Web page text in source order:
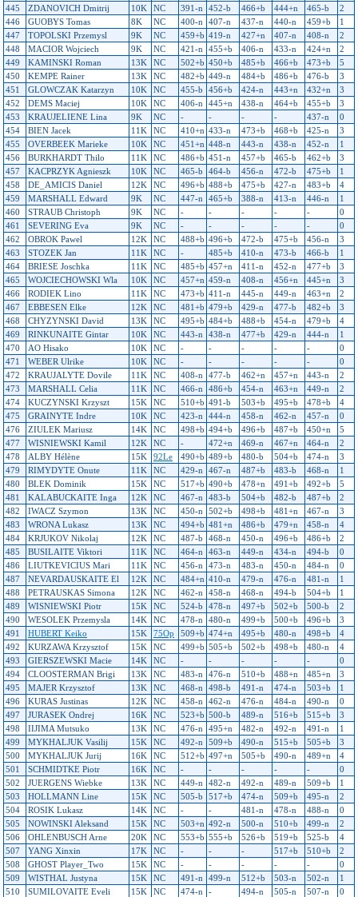
445
ZDANOVICH Dmitrij 10K NC 391-n 452-b 466+b 444+n 465-b
2
446
GUOBYS Tomas 8K NC 400-n 407-n 437-n 440-n 459+b
1
447
TOPOLSKI Przemysl 9K NC 459+b 419-n 427+n 407-n 408-n
2
448
MACIOR Wojciech 9K NC 421-n 455+b 406-n 433-n 424+n
2
449
KAMINSKI Roman 13K NC 502+b 450+b 485+b 466+b 473+b
5
450
KEMPE Rainer 13K NC 482+b 449-n 484+b 486+b 476-b
3
451
GLOWCZAK Katarzyn 10K NC 455-b 456+b 424-n 443+n 432+n
3
452
DEMS Maciej 10K NC 406-n 445+n 438-n 464+b 455+b
3
453
KRAUJELIENE Lina 9K NC - - - - 437-n
0
454
BIEN Jacek 11K NC 410+n 433-n 473+b 468+b 425-n
3
455
OVERBEEK Marieke 10K NC 451+n 448-n 443-n 438-n 452-n
1
456
BURKHARDT Thilo 11K NC 486+b 451-n 457+b 465-b 462+b
3
457
KACPRZYK Agnieszk 10K NC 465-b 464-b 456-n 472-b 475+b
1
458
DE_AMICIS Daniel 12K NC 496+b 488+b 475+b 427-n 483+b
4
459
MARSHALL Edward 9K NC 447-n 465+b 388-n 413-n 446-n
1
460
STRAUB Christoph 9K NC - - - - -
0
461
SEVERING Eva 9K NC - - - - -
0
462
OBROK Pawel 12K NC 488+b 496+b 472-b 475+b 456-n
3
463
STOZEK Jan 11K NC - 485+b 410-n 473-b 466-b
1
464
BRIESE Joschka 11K NC 485+b 457+n 411-n 452-n 477+b
3
465
WOJCIECHOWSKI Wla 10K NC 457+n 459-n 408-n 456+n 445+n
3
466
RODIEK Lino 11K NC 473+b 411-n 445-n 449-n 463+n
2
467
EBBESEN Elke 12K NC 481+b 479+b 429-n 477-b 482+b
3
468
CHYZYNSKI David 13K NC 495+b 484+b 488+b 454-n 479+b
4
469
RINKUNAITE Gintar 10K NC 443-n 438-n 477+b 429-n 444-n
1
470
AO Hisako 10K NC - - - - -
0
471
WEBER Ulrike 10K NC - - - - -
0
472
KRAUJALYTE Dovile 11K NC 408-n 477-b 462+n 457+n 443-n
2
473
MARSHALL Celia 11K NC 466-n 486+b 454-n 463+n 449-n
2
474
KUCZYNSKI Krzyszt 15K NC 510+b 491-b 503+b 495+b 478+b
4
475
GRAINYTE Indre 10K NC 423-n 444-n 458-n 462-n 457-n
0
476
ZIULEK Mariusz 14K NC 498+b 494+b 496+b 487+b 450+n
5
477
WISNIEWSKI Kamil 12K NC - 472+n 469-n 467+n 464-n
2
478
ALBY Hélène 15K 92Le 490+b 489+b 480-b 504+b 474-n
3
479
RIMYDYTE Onute 11K NC 429-n 467-n 487+b 483-b 468-n
1
480
BLEK Dominik 15K NC 517+b 490+b 478+n 491+b 492+b
5
481
KALABUCKAITE Inga 12K NC 467-n 483-b 504+b 482-b 487+b
2
482
IWACZ Szymon 13K NC 450-n 502+b 498+b 481+n 467-n
3
483
WRONA Lukasz 13K NC 494+b 481+n 486+b 479+n 458-n
4
484
KRJUKOV Nikolaj 12K NC 487-b 468-n 450-n 496+b 486+b
2
485
BUSILAITE Viktori 11K NC 464-n 463-n 449-n 434-n 494-b
0
486
LIUTKEVICIUS Mari 11K NC 456-n 473-n 483-n 450-n 484-n
0
487
NEVARDAUSKAITE El 12K NC 484+n 410-n 479-n 476-n 481-n
1
488
PETRAUSKAS Simona 12K NC 462-n 458-n 468-n 494-b 504+b
1
489
WISNIEWSKI Piotr 15K NC 524-b 478-n 497+b 502+b 500-b
2
490
WESOLEK Przemysla 14K NC 478-n 480-n 499+b 500+b 496+b
3
491
HUBERT Keiko 15K 75Op 509+b 474+n 495+b 480-n 498+b
4
492
KURZAWA Krzysztof 15K NC 499+b 505+b 502+b 498+b 480-n
4
493
GIERSZEWSKI Macie 14K NC - - - - -
0
494
CLOOSTERMAN Brigi 13K NC 483-n 476-n 510+b 488+n 485+n
3
495
MAJER Krzysztof 13K NC 468-n 498-b 491-n 474-n 503+b
1
496
KURAS Justinas 12K NC 458-n 462-n 476-n 484-n 490-n
0
497
JURASEK Ondrej 16K NC 523+b 500-b 489-n 516+b 515+b
3
498
IIJIMA Mutsuko 13K NC 476-n 495+n 482-n 492-n 491-n
1
499
MYKHALJUK Vasilij 15K NC 492-n 509+b 490-n 515+b 505+b
3
500
MYKHALJUK Jurij 16K NC 512+b 497+n 505+b 490-n 489+n
4
501
SCHMIDTKE Piotr 16K NC - - - - -
0
502
JUERGENS Wiebke 13K NC 449-n 482-n 492-n 489-n 509+b
1
503
HOLLMANN Line 15K NC 505-b 517+b 474-n 509+b 495-n
2
504
ROSIK Lukasz 14K NC - - 481-n 478-n 488-n
0
505
NOWINSKI Aleksand 15K NC 503+n 492-n 500-n 510+b 499-n
2
506
OHLENBUSCH Arne 20K NC 553+b 555+b 526+b 519+b 525-b
4
507
YANG Xinxin 17K NC - - - 517+b 510+b
2
508
GHOST Player_Two 15K NC - - - - -
0
509
WISTHAL Justyna 15K NC 491-n 499-n 512+b 503-n 502-n
1
510
SUMILOVAITE Eveli 15K NC 474-n - 494-n 505-n 507-n
0